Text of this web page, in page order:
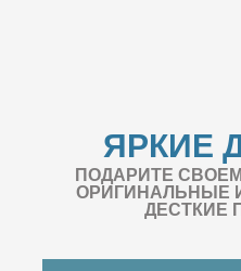
ЯРКИЕ
ПОДАРИТЕ
ОРИГИНАЛЬНЫЕ
ДЕСТКИЕ